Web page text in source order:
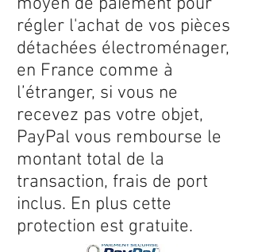
régler l'achat de vos pièces
détachées électroménager,
en France comme à
l’étranger, si vous ne
recevez pas votre objet,
PayPal vous rembourse le
montant total de la
transaction, frais de port
inclus. En plus cette
protection est gratuite.